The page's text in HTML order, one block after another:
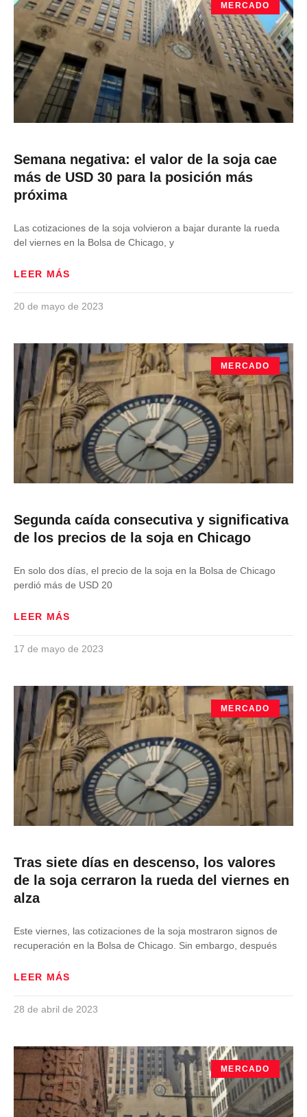
MERCADO
Semana negativa: el valor de la soja cae
más de USD 30 para la posición más
próxima
Las cotizaciones de la soja volvieron a bajar durante la rueda
del viernes en la Bolsa de Chicago, y
LEER MÁS
20 de mayo de 2023
MERCADO
Segunda caída consecutiva y significativa
de los precios de la soja en Chicago
En solo dos días, el precio de la soja en la Bolsa de Chicago
perdió más de USD 20
LEER MÁS
17 de mayo de 2023
MERCADO
Tras siete días en descenso, los valores
de la soja cerraron la rueda del viernes en
alza
Este viernes, las cotizaciones de la soja mostraron signos de
recuperación en la Bolsa de Chicago. Sin embargo, después
LEER MÁS
28 de abril de 2023
MERCADO